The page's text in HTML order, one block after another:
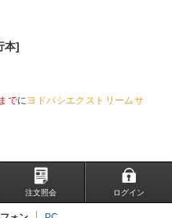
本]
でにヨドバシエクストリームサ
注文照会 ログイン